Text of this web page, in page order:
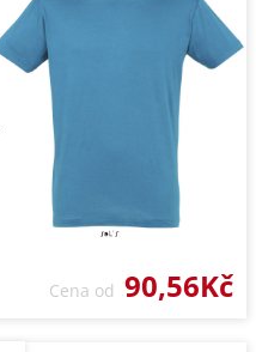
Cena od 90,56Kč